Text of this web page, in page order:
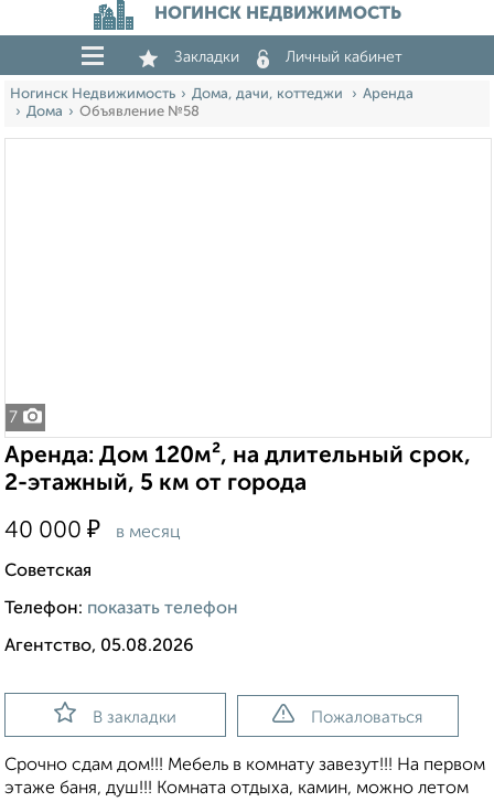
НОГИНСК НЕДВИЖИМОСТЬ
Закладки Личный кабинет
Ногинск Недвижимость Дома, дачи, коттеджи
Аренда
Дома
Объявление №58
7
Аренда: Дом 120м², на длительный срок,
2-этажный, 5 км от города
40 000 ₽ в месяц
Советская
Телефон: показать телефон
Агентство, 05.08.2026
В закладки Пожаловаться
Срочно сдам дом!!! Мебель в комнату завезут!!! На первом
этаже баня, душ!!! Комната отдыха, камин, можно летом